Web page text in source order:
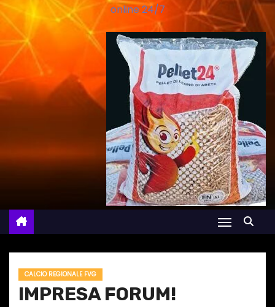
online 24/7
CALCIO REGIONALE FVG
IMPRESA FORUM!